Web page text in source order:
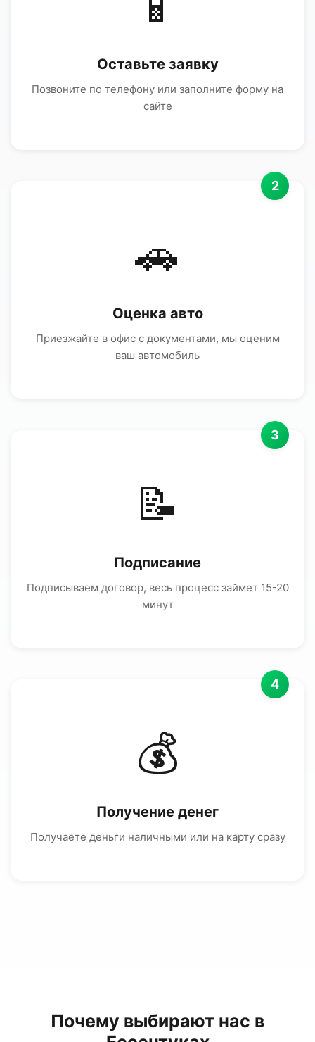
Оставьте заявку
Позвоните по телефону или заполните форму на
сайте
2
🚗
Оценка авто
Приезжайте в офис с документами, мы оценим
ваш автомобиль
3
📝
Подписание
Подписываем договор, весь процесс займет 15-20
минут
4
💰
Получение денег
Получаете деньги наличными или на карту сразу
Почему выбирают нас в